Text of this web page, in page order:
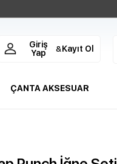
Giriş
Yap
& Kayıt Ol
ÇANTA AKSESUAR